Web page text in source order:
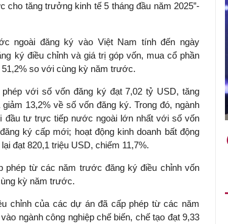
cho tăng trưởng kinh tế 5 tháng đầu năm 2025”-
ngoài đăng ký vào Việt Nam tính đến ngày
ký điều chỉnh và giá trị góp vốn, mua cổ phần
so với cùng kỳ năm trước.
với số vốn đăng ký đạt 7,02 tỷ USD, tăng
13,2% về số vốn đăng ký. Trong đó, ngành
đầu tư trực tiếp nước ngoài lớn nhất với số vốn
ký cấp mới; hoạt động kinh doanh bất động
đạt 820,1 triệu USD, chiếm 11,7%.
phép từ các năm trước đăng ký điều chỉnh vốn
kỳ năm trước.
chỉnh của các dự án đã cấp phép từ các năm
ngành công nghiệp chế biến, chế tạo đạt 9,33
thực tế
tăng
tạo,
Việc sử dụng hiệu quả chính
sách tài khóa không chỉ mang ý
nghĩa hỗ trợ ngắn hạn mà còn
đóng vai trò tạo nền tảng cho